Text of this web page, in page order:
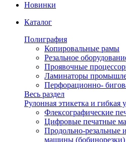
Новинки
Каталог
Полиграфия
Копировальные рамы
Резальное
Проявочные
Ламинаторы
Перфорационно-
Весь раздел
Рулонная этикетка и гибкая
Флексографические
Цифровые печатные
Продольно-резальные
машины (бобинорезки)